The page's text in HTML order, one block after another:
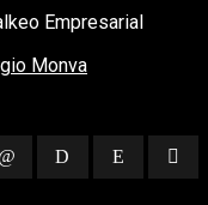
Empresarial
Monva